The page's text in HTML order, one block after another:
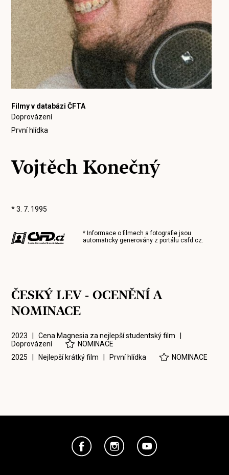
Filmy v databázi ČFTA
Doprovázení
První hlídka
Vojtěch Konečný
* 3. 7. 1995
* Informace o filmech a fotografie jsou
automaticky generovány z portálucsfd.cz.
ČESKÝ LEV - OCENĚNÍ A
NOMINACE
2023 | Cena Magnesia za nejlepší studentský film |
Doprovázení
NOMINACE
2025 | Nejlepší krátký film | První hlídka NOMINACE